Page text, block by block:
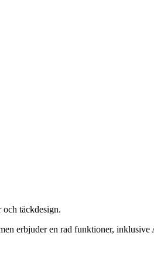
täckdesign.
erbjuder en rad funktioner, inklusive